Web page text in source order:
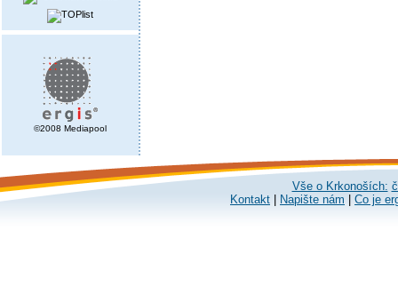
©2008 Mediapool
Vše o Krkonoších:
Kontakt
Napište nám Co je